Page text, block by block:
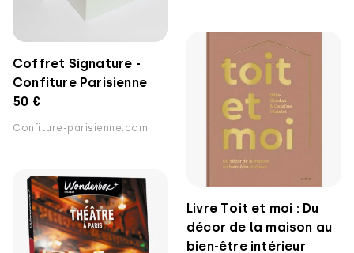
Coffret Signature -
Confiture Parisienne
50 €
Confiture-parisienne.com
Livre Toit et moi : Du
décor de la maison au
bien-être intérieur